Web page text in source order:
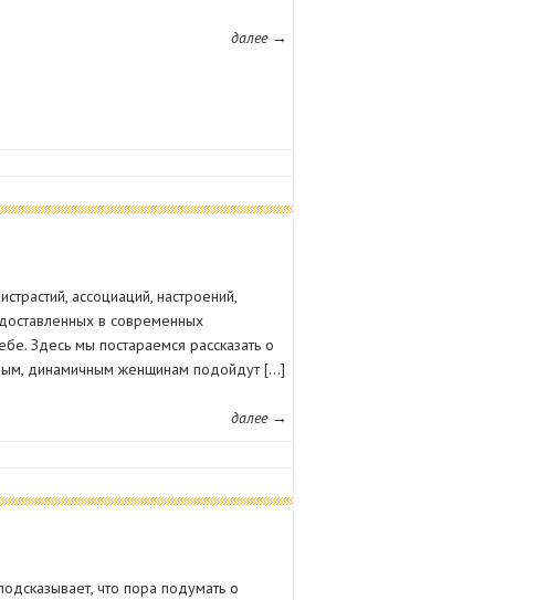
далее →
ассоциаций, настроений,
в современных
Здесь мы постараемся рассказать о
динамичным женщинам подойдут […]
далее →
что пора подумать о